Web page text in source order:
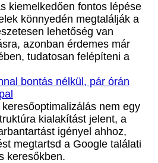
kiemelkedően fontos lépése
könnyedén megtalálják a
lehetőség van
azonban érdemes már
tudatosan felépíteni a
bontás nélkül, pár órán
nem egy
kialakítást jelent, a
igényel ahhoz,
megtartsd a Google találati
keresőkben.